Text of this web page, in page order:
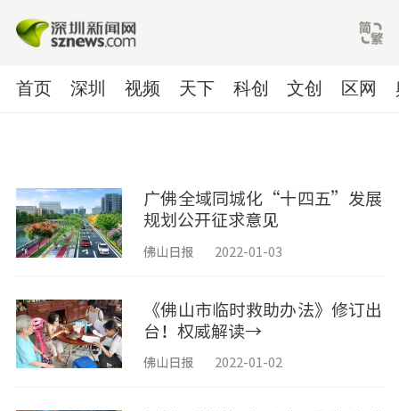
首页 深圳 视频 天下 科创 文创 区网
广佛全域同城化“十四五”发展
规划公开征求意见
佛山日报 2022-01-03
《佛山市临时救助办法》修订出
台！权威解读→
佛山日报 2022-01-02